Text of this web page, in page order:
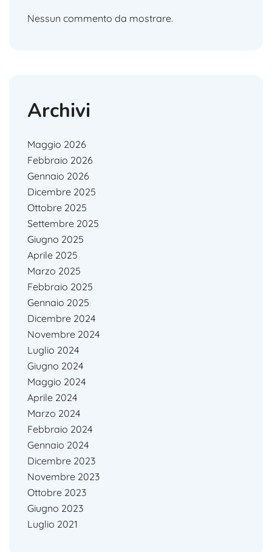
Nessun commento da mostrare.
Archivi
Maggio 2026
Febbraio 2026
Gennaio 2026
Dicembre 2025
Ottobre 2025
Settembre 2025
Giugno 2025
Aprile 2025
Marzo 2025
Febbraio 2025
Gennaio 2025
Dicembre 2024
Novembre 2024
Luglio 2024
Giugno 2024
Maggio 2024
Aprile 2024
Marzo 2024
Febbraio 2024
Gennaio 2024
Dicembre 2023
Novembre 2023
Ottobre 2023
Giugno 2023
Luglio 2021